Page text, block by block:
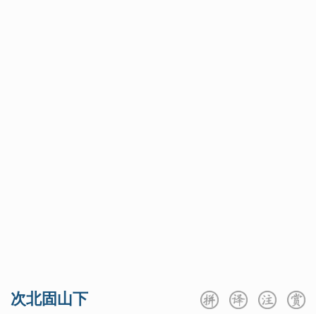
却滋养了青苔。这再一次暗示主人不在已久，更在描写隐逸
次北固山下